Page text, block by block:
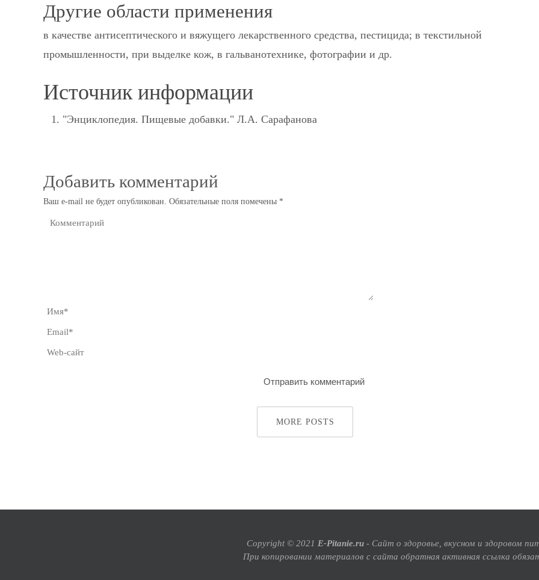
Другие области применения
в качестве антисептического и вяжущего лекарственного средства, пестицида; в текстильной
промышленности, при выделке кож, в гальванотехнике, фотографии и др.
Источник информации
"Энциклопедия. Пищевые добавки." Л.А. Сарафанова
Добавить комментарий
Ваш e-mail не будет опубликован. Обязательные поля помечены *
MORE POSTS
Copyright © 2021 E-Pitanie.ru - Сайт о здоровье, вкусном и здоровом
При копировании материалов с сайта обратная активная ссылка